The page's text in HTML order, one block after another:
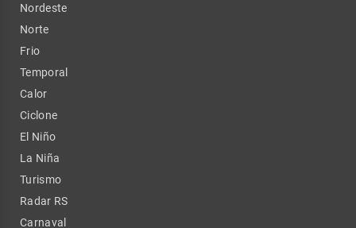
Nordeste
Norte
Frio
Temporal
Calor
Ciclone
El Niño
La Niña
Turismo
Radar RS
Carnaval